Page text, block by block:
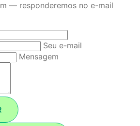
— responderemos no e-mail
Seu e-mail
Mensagem